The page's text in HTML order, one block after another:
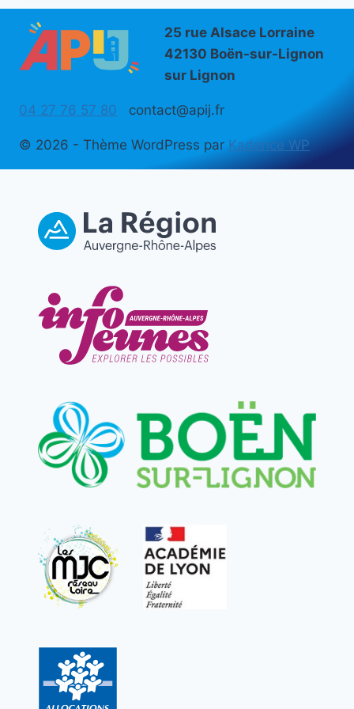
25 rue Alsace Lorraine
42130 Boën-sur-Lignon
sur Lignon
04 27 76 57 80 contact@apij.fr
© 2026 - Thème WordPress par Kadence WP